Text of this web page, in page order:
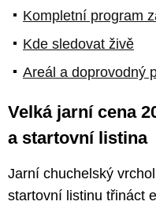
Kompletní program
Kde sledovat živě
Areál a doprovodný
Velká jarní cena
a startovní listina
Jarní chuchelský
startovní listinu třináct